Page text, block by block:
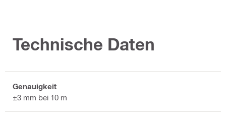
Technische Daten
Genauigkeit
±3 mm bei 10 m